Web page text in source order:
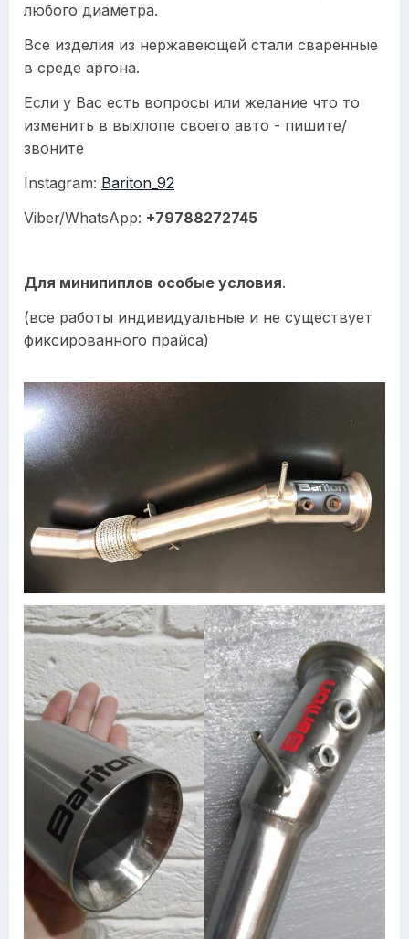
любого диаметра.
Все изделия из нержавеющей стали сваренные
в среде аргона.
Если у Вас есть вопросы или желание что то
изменить в выхлопе своего авто - пишите/
звоните
Instagram: Bariton_92
Viber/WhatsApp: +79788272745
Для минипиплов особые условия.
(все работы индивидуальные и не существует
фиксированного прайса)